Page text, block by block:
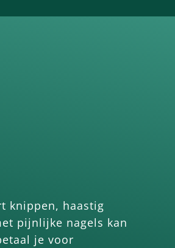
knippen, haastig
pijnlijke nagels kan
je voor